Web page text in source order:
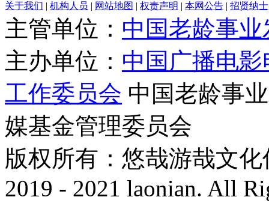
关于我们 | 机构人员 | 网站地图 | 权责声明 | 本网公告 | 招贤纳士
主管单位： 中国老龄事
主办单位： 中国广播电
工作委员会 中国老龄事
媒基金管理委员会
版权所有：悠哉游哉文
2019 - 2021 laonian. All